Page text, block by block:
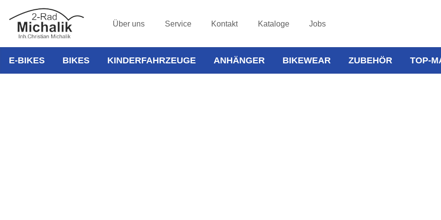
Über uns Service Kontakt Kataloge Jobs
E-BIKES BIKES KINDERFAHRZEUGE ANHÄNGER BIKEWEAR ZUBEHÖR TOP-